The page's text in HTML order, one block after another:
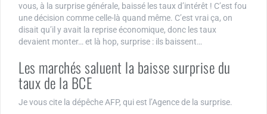
vous, à la surprise générale, baissé les taux d’intérêt ! C’est fou
une décision comme celle-là quand même. C’est vrai ça, on
disait qu’il y avait la reprise économique, donc les taux
devaient monter… et là hop, surprise : ils baissent…
Les marchés saluent la baisse surprise du
taux de la BCE
Je vous cite la dépêche AFP, qui est l’Agence de la surprise.